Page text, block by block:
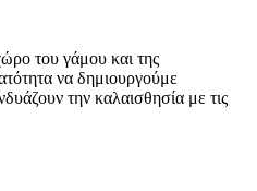
του γάμου και της
να δημιουργούμε
την καλαισθησία με τις